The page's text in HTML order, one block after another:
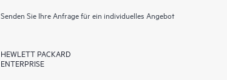
Senden Sie Ihre Anfrage für ein individuelles Angebot
HEWLETT PACKARD
ENTERPRISE